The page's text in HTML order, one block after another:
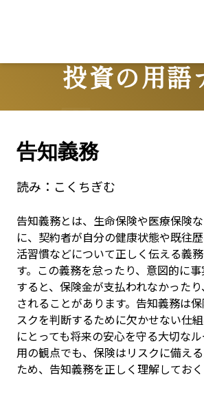
投資の用語
告知義務
読み： こくちぎむ
告知義務とは、生命保険や医療保険
に、契約者が自分の健康状態や既往
活習慣などについて正しく伝える義
す。この義務を怠ったり、意図的に
すると、保険金が支払われなかった
されることがあります。告知義務は
スクを判断するために欠かせない仕
にとっても将来の安心を守る大切な
用の観点でも、保険はリスクに備え
ため、告知義務を正しく理解しておく